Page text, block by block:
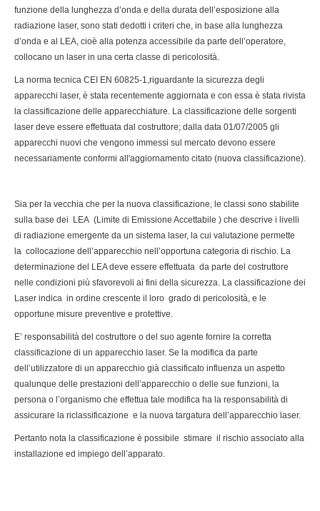
funzione della lunghezza d’onda e della durata dell’esposizione alla
radiazione laser, sono stati dedotti i criteri che, in base alla lunghezza
d’onda e al LEA, cioè alla potenza accessibile da parte dell’operatore,
collocano un laser in una certa classe di pericolosità.
La norma tecnica CEI EN 60825-1,riguardante la sicurezza degli
apparecchi laser, è stata recentemente aggiornata e con essa è stata rivista
la classificazione delle apparecchiature. La classificazione delle sorgenti
laser deve essere effettuata dal costruttore; dalla data 01/07/2005 gli
apparecchi nuovi che vengono immessi sul mercato devono essere
necessariamente conformi all'aggiornamento citato (nuova classificazione).
Sia per la vecchia che per la nuova classificazione, le classi sono stabilite
sulla base dei LEA (Limite di Emissione Accettabile ) che descrive i livelli
di radiazione emergente da un sistema laser, la cui valutazione permette
la collocazione dell’apparecchio nell’opportuna categoria di rischio. La
determinazione del LEA deve essere effettuata da parte del costruttore
nelle condizioni più sfavorevoli ai fini della sicurezza. La classificazione dei
Laser indica in ordine crescente il loro grado di pericolosità, e le
opportune misure preventive e protettive.
E’ responsabilità del costruttore o del suo agente fornire la corretta
classificazione di un apparecchio laser. Se la modifica da parte
dell’utilizzatore di un apparecchio già classificato influenza un aspetto
qualunque delle prestazioni dell’apparecchio o delle sue funzioni, la
persona o l’organismo che effettua tale modifica ha la responsabilità di
assicurare la riclassificazione e la nuova targatura dell’apparecchio laser.
Pertanto nota la classificazione è possibile stimare il rischio associato alla
installazione ed impiego dell’apparato.